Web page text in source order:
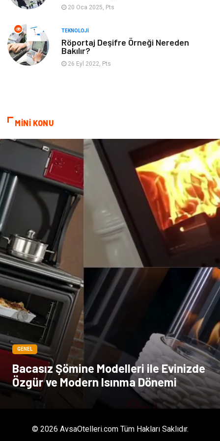
20 Oca 2025, Pts
TEKNOLOJI
Röportaj Deşifre Örneği Nereden
Bakılır?
26 Eyl 2022, Pts
MİNİ KONU
GENEL
Bacasız Şömine Modelleri ile Evinizde
Özgür ve Modern Isınma Dönemi
© 2026 AvsaOtelleri.com Tüm Hakları Saklıdır.